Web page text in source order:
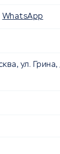
WhatsApp
ул.